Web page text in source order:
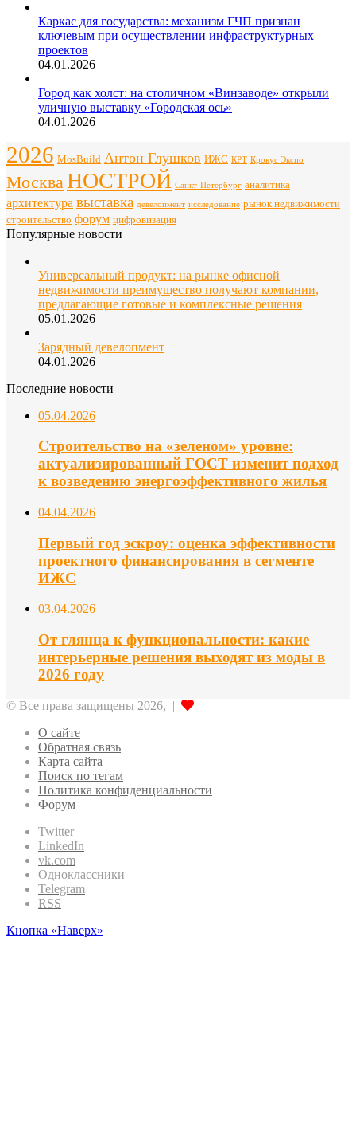
Каркас для государства: механизм ГЧП признан
ключевым при осуществлении инфраструктурных
проектов
04.01.2026
Город как холст: на столичном «Винзаводе» открыли
уличную выставку «Городская ось»
04.01.2026
2026 MosBuild Антон Глушков ИЖС КРТ Крокус Экспо
Москва НОСТРОЙ Санкт-Петербург аналитика
архитектура выставка девелопмент исследование рынок недвижимости
строительство форум цифровизация
Популярные новости
Универсальный продукт: на рынке офисной
недвижимости преимущество получают компании,
предлагающие готовые и комплексные решения
05.01.2026
Зарядный девелопмент
04.01.2026
Последние новости
05.04.2026
Строительство на «зеленом» уровне:
актуализированный ГОСТ изменит подход
к возведению энергоэффективного жилья
04.04.2026
Первый год эскроу: оценка эффективности
проектного финансирования в сегменте
ИЖС
03.04.2026
От глянца к функциональности: какие
интерьерные решения выходят из моды в
2026 году
© Все права защищены 2026, |
О сайте
Обратная связь
Карта сайта
Поиск по тегам
Политика конфиденциальности
Форум
Twitter
LinkedIn
vk.com
Одноклассники
Telegram
RSS
Кнопка «Наверх»